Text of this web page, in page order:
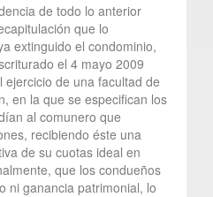
de todo lo anterior
que lo
extinguido el condominio,
el 4 mayo 2009
de una facultad de
en la que se especifican los
al comunero que
recibiendo éste una
de su cuotas ideal en
que los condueños
ni ganancia patrimonial, lo